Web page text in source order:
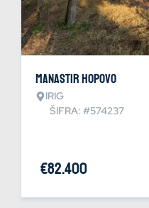
Manastir Hopovo
IRIG
ŠIFRA: #574237
€82.400